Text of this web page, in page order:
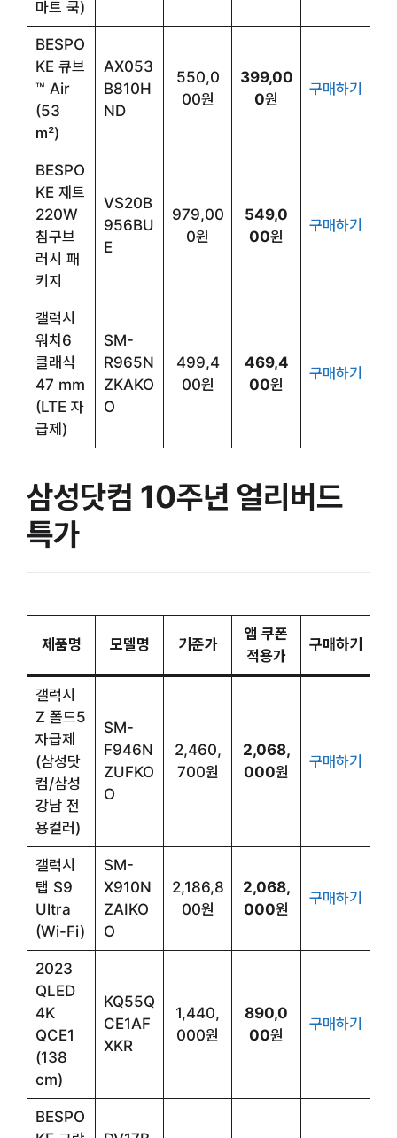
마트 쿡)
BESPO
KE 큐브
™ Air
(53
㎡)
AX053
B810H
ND
550,0
00원
399,00
0원
구매하기
BESPO
KE 제트
220W
침구브
러시 패
키지
VS20B
956BU
E
979,00
0원
549,0
00원
구매하기
갤럭시
워치6
클래식
47 mm
(LTE 자
급제)
SM-
R965N
ZKAKO
O
499,4
00원
469,4
00원
구매하기
삼성닷컴 10주년 얼리버드
특가
제품명 모델명 기준가
앱 쿠폰
적용가
구매하기
갤럭시
Z 폴드5
자급제
(삼성닷
컴/삼성
강남 전
용컬러)
SM-
F946N
ZUFKO
O
2,460,
700원
2,068,
000원
구매하기
갤럭시
탭 S9
Ultra
(Wi-Fi)
SM-
X910N
ZAIKO
O
2,186,8
00원
2,068,
000원
구매하기
2023
QLED
4K
QCE1
(138
cm)
KQ55Q
CE1AF
XKR
1,440,
000원
890,0
00원
구매하기
BESPO